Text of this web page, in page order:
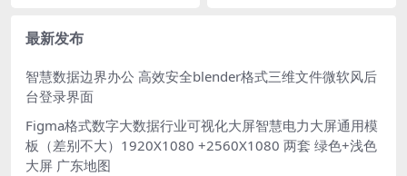
最新发布
智慧数据边界办公 高效安全blender格式三维文件微软风后
台登录界面
Figma格式数字大数据行业可视化大屏智慧电力大屏通用模
板（差别不大）1920X1080 +2560X1080 两套 绿色+浅色
大屏 广东地图